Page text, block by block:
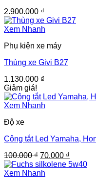
2.900.000 ₫
Xem Nhanh
Phụ kiện xe máy
Thùng xe Givi B27
1.130.000 ₫
Giảm giá!
Xem Nhanh
Độ xe
Công tắt Led Yamaha,
100.000₫ Giá
gốc
là:
70.000 ₫
hiện
Xem Nhanh